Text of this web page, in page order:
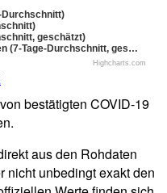
Durchschnitt)
geschätzt)
(7-Tage-Durchschnitt, ges…
Highcharts.com
bestätigten COVID-19
aus den Rohdaten
nicht unbedingt exakt den